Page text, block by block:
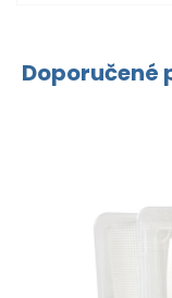
Doporučené